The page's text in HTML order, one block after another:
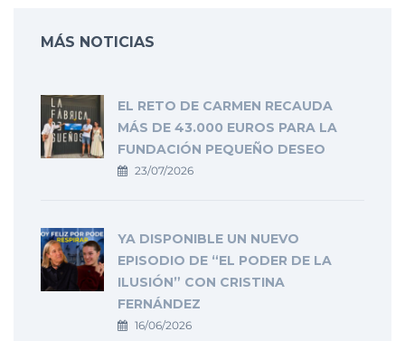
MÁS NOTICIAS
EL RETO DE CARMEN RECAUDA
MÁS DE 43.000 EUROS PARA LA
FUNDACIÓN PEQUEÑO DESEO
23/07/2026
YA DISPONIBLE UN NUEVO
EPISODIO DE “EL PODER DE LA
ILUSIÓN” CON CRISTINA
FERNÁNDEZ
16/06/2026